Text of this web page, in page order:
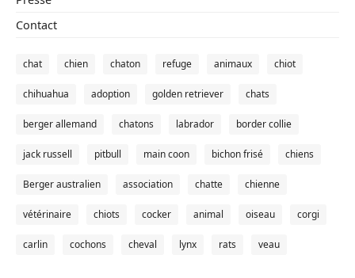
Contact
chat chien chaton refuge animaux chiot
chihuahua adoption golden retriever chats
berger allemand chatons labrador border collie
jack russell pitbull main coon bichon frisé chiens
Berger australien association chatte chienne
vétérinaire chiots cocker animal oiseau corgi
carlin cochons cheval lynx rats veau